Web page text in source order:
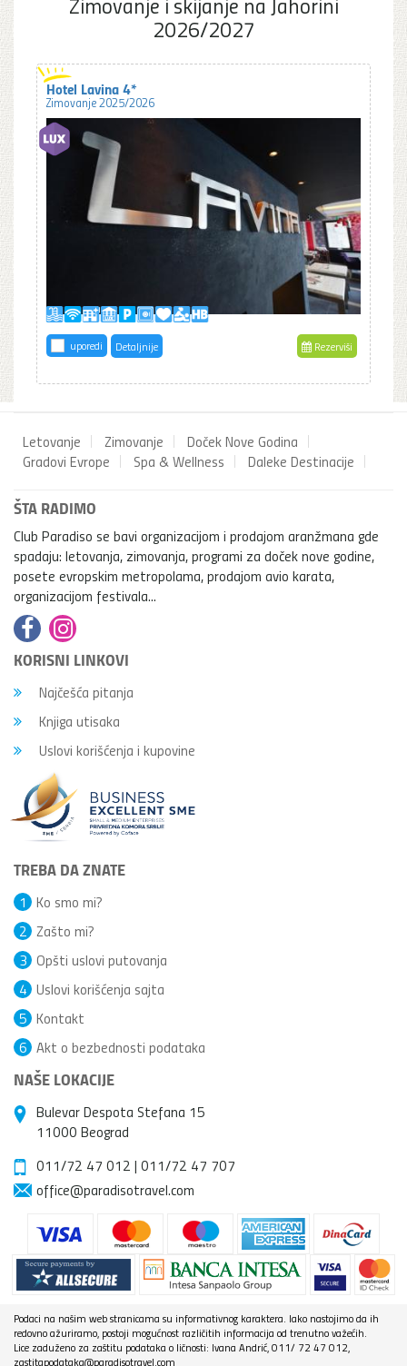
2026/2027
Hotel Lavina 4*
Zimovanje 2025/2026
uporedi Detaljnije Rezerviši
Letovanje Zimovanje
Doček Nove Godina
Gradovi Evrope
Spa & Wellness Daleke Destinacije
ŠTA RADIMO
Club Paradiso se bavi organizacijom i prodajom aranžmana gde
spadaju: letovanja, zimovanja, programi za doček nove godine,
posete evropskim metropolama, prodajom avio karata,
organizacijom festivala...
KORISNI LINKOVI
Najčešća pitanja
Knjiga utisaka
Uslovi korišćenja i kupovine
TREBA DA ZNATE
Ko smo mi?
1
Zašto mi?
2
Opšti uslovi putovanja
3
Uslovi korišćenja sajta
4
Kontakt
5
Akt o bezbednosti podataka
6
NAŠE LOKACIJE
Bulevar Despota Stefana 15
11000 Beograd
011/72 47 012 | 011/72 47 707
office@paradisotravel.com
Podaci na našim web stranicama su informativnog karaktera. Iako nastojimo da ih
redovno ažuriramo, postoji mogućnost različitih informacija od trenutno važećih.
Lice zaduženo za zaštitu podataka o ličnosti: Ivana Andrić, 011/ 72 47 012,
zastitapodataka@paradisotravel.com